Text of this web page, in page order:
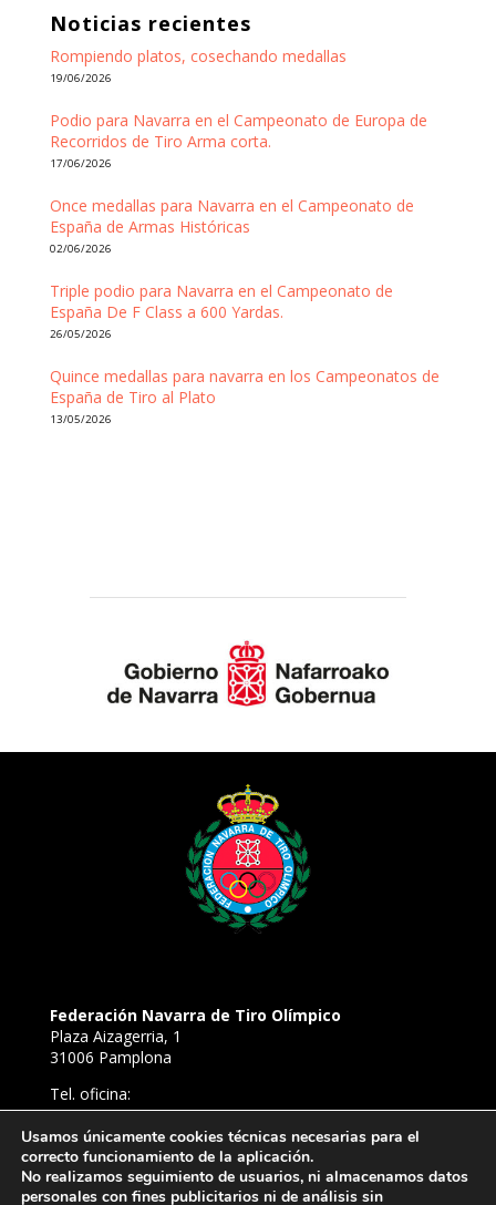
Noticias recientes
Rompiendo platos, cosechando medallas
19/06/2026
Podio para Navarra en el Campeonato de Europa de
Recorridos de Tiro Arma corta.
17/06/2026
Once medallas para Navarra en el Campeonato de
España de Armas Históricas
02/06/2026
Triple podio para Navarra en el Campeonato de
España De F Class a 600 Yardas.
26/05/2026
Quince medallas para navarra en los Campeonatos de
España de Tiro al Plato
13/05/2026
Federación Navarra de Tiro Olímpico
Plaza Aizagerria, 1
31006 Pamplona
Tel. oficina:
948 22 94 52
Tel. Campo de Tiro de Aizoáin:
638 81 54 39
E-mail:
ftironavarra@gmail.com
Usamos únicamente cookies técnicas necesarias para el
correcto funcionamiento de la aplicación.
No realizamos seguimiento de usuarios, ni almacenamos datos
personales con fines publicitarios ni de análisis sin